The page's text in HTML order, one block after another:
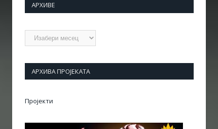
АРХИВЕ
Архиве
АРХИВА ПРОЈЕКАТА
Пројекти